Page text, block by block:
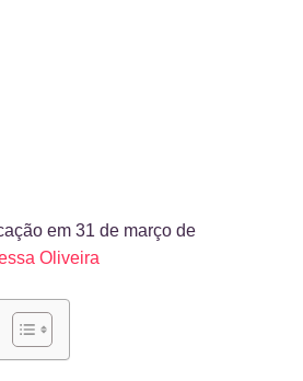
em 31 de março de
Oliveira